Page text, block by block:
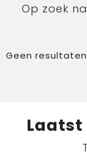
Op zoek
Geen
Laatst